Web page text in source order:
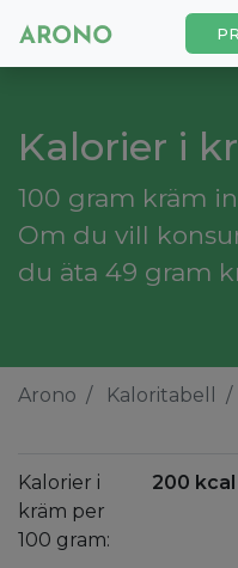
Kalorier i
100 gram kräm
Om du vill
du äta 49 gram
Arono Kaloritabell
Kalorier i
kräm per
100 gram:
200 kcal